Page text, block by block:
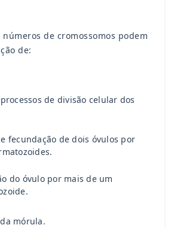
de cromossomos podem
de:
de divisão celular dos
fecundação de dois óvulos por
do óvulo por mais de um
mórula.